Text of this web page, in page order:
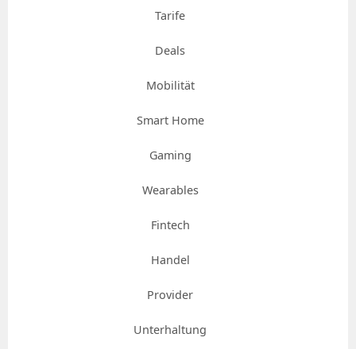
Tarife
Deals
Mobilität
Smart Home
Gaming
Wearables
Fintech
Handel
Provider
Unterhaltung